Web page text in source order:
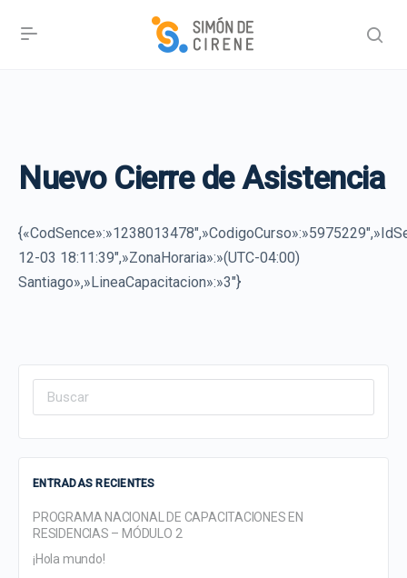
Nuevo Cierre de Asistencia
12-03 18:11:39″,»ZonaHoraria»:»(UTC-04:00)
Santiago»,»LineaCapacitacion»:»3″}
Search
ENTRADAS RECIENTES
PROGRAMA NACIONAL DE CAPACITACIONES EN
RESIDENCIAS – MÓDULO 2
¡Hola mundo!